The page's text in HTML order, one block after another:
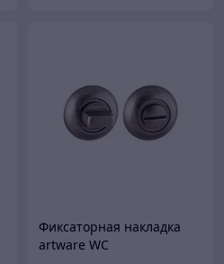
Фиксаторная накладка
artware WC